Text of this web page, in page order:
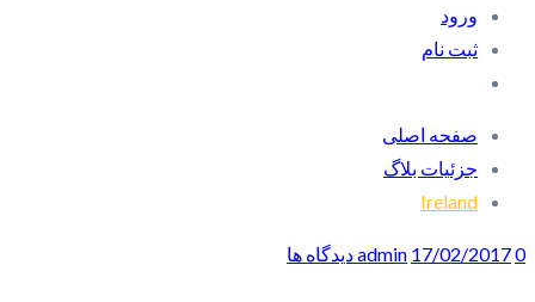
ورود
ثبت نام
صفحه اصلی
جزئیات بلاگ
Ireland
admin 17/02/20170 دیدگاه ها